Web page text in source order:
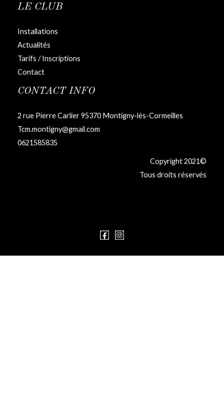
LE CLUB
Installations
Actualités
Tarifs / Inscriptions
Contact
CONTACT INFO
2 rue Pierre Carlier 95370 Montigny-lès-Cormeilles
Tcm.montigny@gmail.com
0621585835
Copyright 2021©
Tous droits réservés